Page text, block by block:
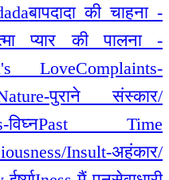
बापदादा की चाहना -
प्यार की पालना -
LoveComplaints-
पुराने संस्कार/
विघ्नPast Time
Insult-अहंकार/